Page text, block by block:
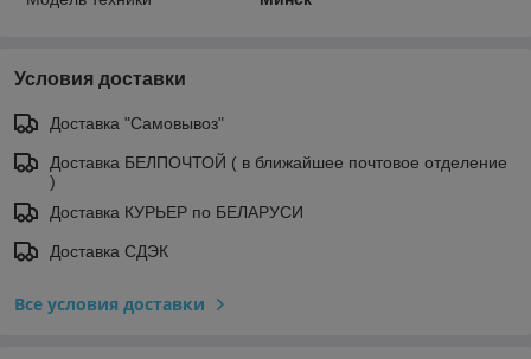
Условия доставки
Доставка "Самовывоз"
Доставка БЕЛПОЧТОЙ ( в ближайшее почтовое отделение
)
Доставка КУРЬЕР по БЕЛАРУСИ
Доставка СДЭК
Все условия доставки